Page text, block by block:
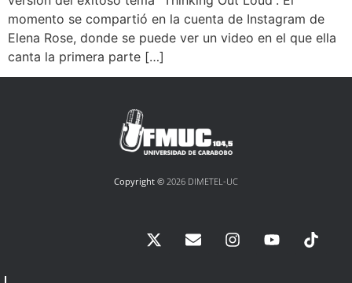
momento se compartió en la cuenta de Instagram de
Elena Rose, donde se puede ver un video en el que ella
canta la primera parte […]
Copyright © 2026 DIMETEL-UC